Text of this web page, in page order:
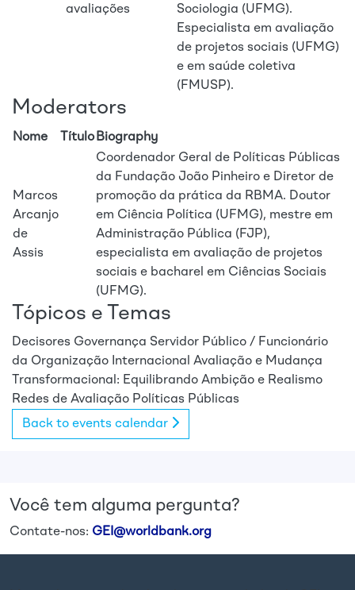
avaliações
Sociologia (UFMG).
Especialista em avaliação
de projetos sociais (UFMG)
e em saúde coletiva
(FMUSP).
Moderators
Nome TítuloBiography
Marcos
Arcanjo
de
Assis
Coordenador Geral de Políticas Públicas
da Fundação João Pinheiro e Diretor de
promoção da prática da RBMA. Doutor
em Ciência Política (UFMG), mestre em
Administração Pública (FJP),
especialista em avaliação de projetos
sociais e bacharel em Ciências Sociais
(UFMG).
Tópicos e Temas
Decisores Governança Servidor Público / Funcionário
da Organização Internacional Avaliação e Mudança
Transformacional: Equilibrando Ambição e Realismo
Redes de Avaliação Políticas Públicas
Back to events calendar
Você tem alguma pergunta?
Contate-nos: GEI@worldbank.org